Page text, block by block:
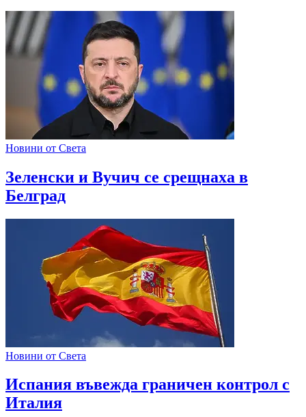
Новини от Света
Зеленски и Вучич се срещнаха в
Белград
Новини от Света
Испания въвежда граничен контрол с
Италия